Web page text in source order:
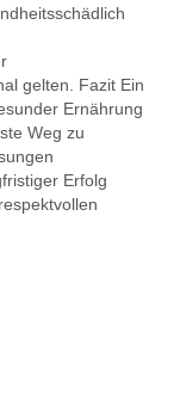
gelten. Fazit Ein
Ernährung
Weg zu
Erfolg